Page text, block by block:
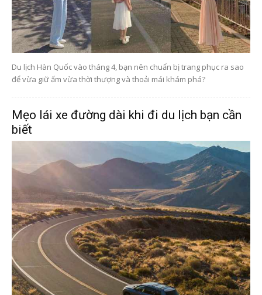
Du lịch Hàn Quốc vào tháng 4, bạn nên chuẩn bị trang phục ra sao
để vừa giữ ấm vừa thời thượng và thoải mái khám phá?
Mẹo lái xe đường dài khi đi du lịch bạn cần
biết